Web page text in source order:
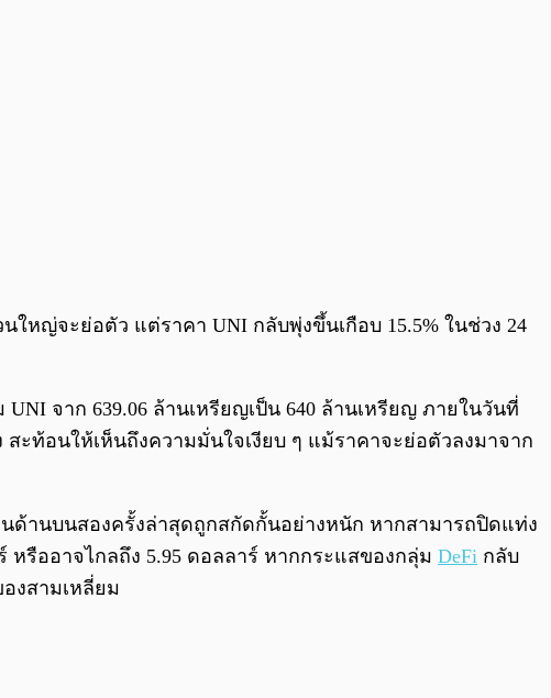
หญ่จะย่อตัว แต่ราคา UNI กลับพุ่งขึ้นเกือบ 15.5% ในช่วง 24
จาก 639.06 ล้านเหรียญเป็น 640 ล้านเหรียญ ภายในวันที่
ะท้อนให้เห็นถึงความมั่นใจเงียบ ๆ แม้ราคาจะย่อตัวลงมาจาก
นด้านบนสองครั้งล่าสุดถูกสกัดกั้นอย่างหนัก หากสามารถปิดแท่ง
หรืออาจไกลถึง 5.95 ดอลลาร์ หากกระแสของกลุ่ม DeFi กลับ
งสามเหลี่ยม